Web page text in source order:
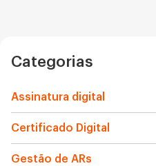
Categorias
Assinatura digital
Certificado Digital
Gestão de ARs